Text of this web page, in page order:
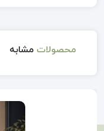
محصولات مشابه